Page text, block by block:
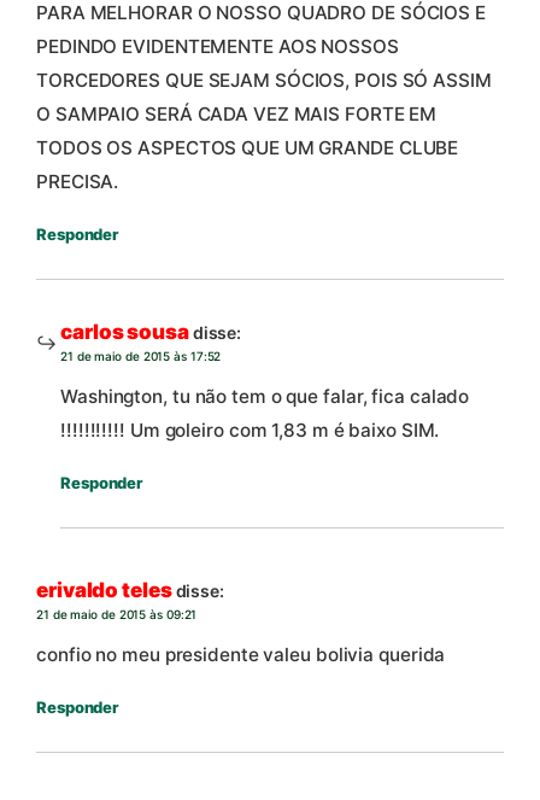
PARA MELHORAR O NOSSO QUADRO DE SÓCIOS E
PEDINDO EVIDENTEMENTE AOS NOSSOS
TORCEDORES QUE SEJAM SÓCIOS, POIS SÓ ASSIM
O SAMPAIO SERÁ CADA VEZ MAIS FORTE EM
TODOS OS ASPECTOS QUE UM GRANDE CLUBE
PRECISA.
Responder
carlos sousadisse:
21 de maio de 2015 às 17:52
Washington, tu não tem o que falar, fica calado
!!!!!!!!!!! Um goleiro com 1,83 m é baixo SIM.
Responder
erivaldo telesdisse:
21 de maio de 2015 às 09:21
confio no meu presidente valeu bolivia querida
Responder